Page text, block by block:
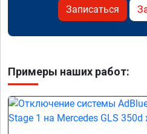
Записаться
Примеры наших работ: